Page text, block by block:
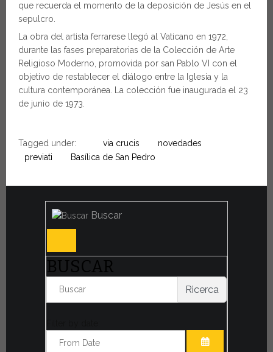
que recuerda el momento de la deposición de Jesús en el
sepulcro.
La obra del artista ferrarese llegó al Vaticano en 1972,
durante las fases preparatorias de la Colección de Arte
Religioso Moderno, promovida por san Pablo VI con el
objetivo de restablecer el diálogo entre la Iglesia y la
cultura contemporánea. La colección fue inaugurada el 23
de junio de 1973.
Tagged under: via crucis
novedades
previati
Basílica de San Pedro
Buscar
BUSCAR
Ricerca